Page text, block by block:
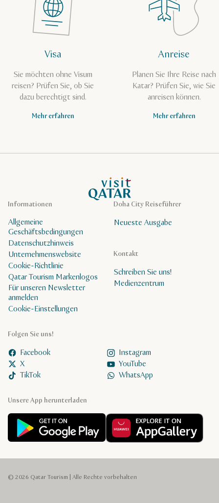
Visa
Sie möchten ohne Visum
reisen? Prüfen Sie, ob Sie
dazu berechtigt sind.
Mehr erfahren
Anreise
Planen Sie Ihre Reise nach
Katar? Prüfen Sie, wie Sie
anreisen können.
Mehr erfahren
VisitQatar Homepage
Unsere App herunterladen
Doha City Reiseführer
Neueste Ausgabe
Folgen Sie uns!
Facebook
Instagram
X
YouTube
TikTok
WhatsApp
Kontakt
Schreiben Sie uns!
Medienzentrum
Informationen
Allgemeine
Geschäftsbedingungen
Datenschutzhinweis
Unternehmenswebsite
Cookie-Richtlinie
Qatar Tourism Markenlogos
Für unseren Newsletter
anmelden
Cookie-Einstellungen
© 2026 Qatar Tourism | Alle Rechte vorbehalten